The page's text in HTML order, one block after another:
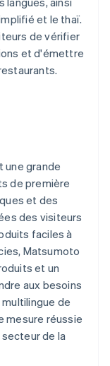
et le thaï.
de vérifier
et d'émettre
une grande
de première
et des
des visiteurs
faciles à
Matsumoto
et un
aux besoins
de
mesure réussie
de la